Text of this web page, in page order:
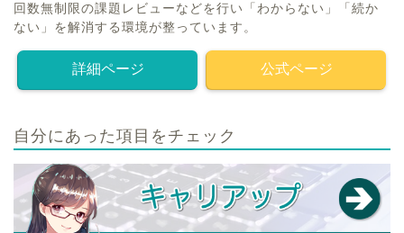
回数無制限の課題レビューなどを行い「わからない」「続か
ない」を解消する環境が整っています。
詳細ページ 公式ページ
自分にあった項目をチェック